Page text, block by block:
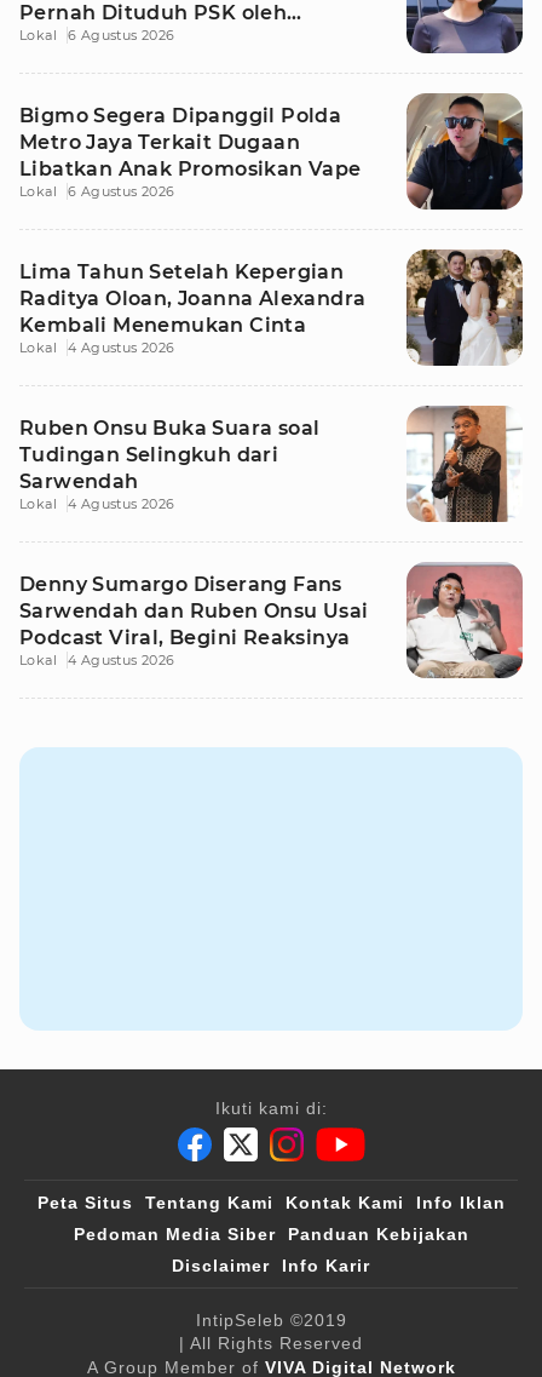
Pernah Dituduh PSK oleh
Tetangga
Lokal 6 Agustus 2026
Bigmo Segera Dipanggil Polda
Metro Jaya Terkait Dugaan
Libatkan Anak Promosikan Vape
Lokal 6 Agustus 2026
Lima Tahun Setelah Kepergian
Raditya Oloan, Joanna Alexandra
Kembali Menemukan Cinta
Lokal 4 Agustus 2026
Ruben Onsu Buka Suara soal
Tudingan Selingkuh dari
Sarwendah
Lokal 4 Agustus 2026
Denny Sumargo Diserang Fans
Sarwendah dan Ruben Onsu Usai
Podcast Viral, Begini Reaksinya
Lokal 4 Agustus 2026
Ikuti kami di:
Peta Situs Tentang Kami Kontak Kami
Info Iklan
Pedoman Media Siber
Panduan Kebijakan
Disclaimer
Info Karir
IntipSeleb ©2019
| All Rights Reserved
A Group Member of VIVA Digital Network